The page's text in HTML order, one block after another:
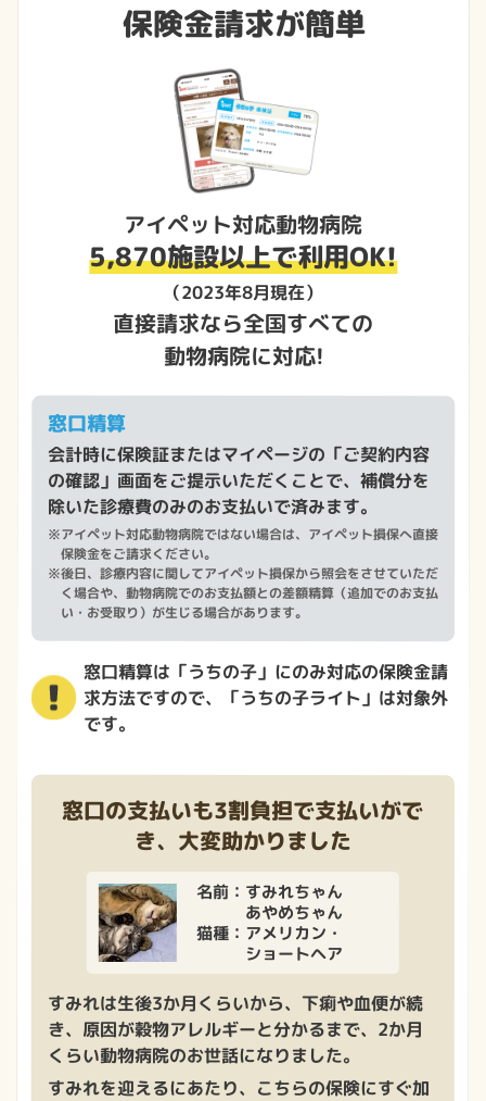
保険金請求が簡単
アイペット対応動物病院
5,870施設以上で利用OK!
（2023年8月現在）
直接請求なら全国すべての
動物病院に対応!
窓口精算
会計時に保険証またはマイページの「ご契約内容
の確認」画面をご提示いただくことで、補償分を
除いた診療費のみのお支払いで済みます。
※アイペット対応動物病院ではない場合は、アイペット損保へ直接
保険金をご請求ください。
※後日、診療内容に関してアイペット損保から照会をさせていただ
く場合や、動物病院でのお支払額との差額精算（追加でのお支払
い・お受取り）が生じる場合があります。
窓口精算は「うちの子」にのみ対応の保険金請
求方法ですので、「うちの子ライト」は対象外
です。
窓口の支払いも3割負担で支払いがで
き、大変助かりました
名前：すみれちゃん
あやめちゃん
猫種：アメリカン・
ショートヘア
すみれは生後3か月くらいから、下痢や血便が続
き、原因が穀物アレルギーと分かるまで、2か月
くらい動物病院のお世話になりました。
すみれを迎えるにあたり、こちらの保険にすぐ加